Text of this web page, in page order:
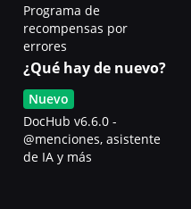
Programa de
recompensas por
errores
¿Qué hay de nuevo?
Nuevo
DocHub v6.6.0 -
@menciones, asistente
de IA y más